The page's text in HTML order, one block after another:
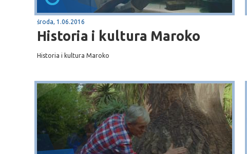
środa, 1.06.2016
Historia i kultura Maroko
Historia i kultura Maroko